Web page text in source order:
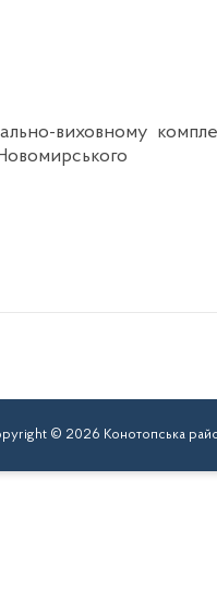
виховному
© 2026 Конотопська